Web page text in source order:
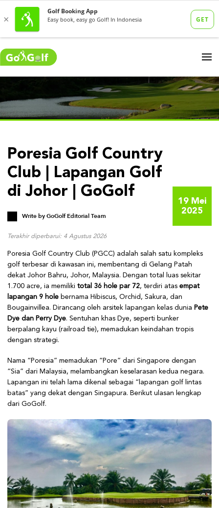
Poresia Golf Country
Club | Lapangan Golf
di Johor | GoGolf
19 Mei
2025
Write byGoGolf Editorial Team
Terakhir diperbarui: 4 Agustus 2026
Poresia Golf Country Club (PGCC) adalah salah satu kompleks
golf terbesar di kawasan ini, membentang di Gelang Patah
dekat Johor Bahru, Johor, Malaysia. Dengan total luas sekitar
1.700 acre, ia memiliki total 36 hole par 72, terdiri atas empat
lapangan 9 hole bernama Hibiscus, Orchid, Sakura, dan
Bougainvillea. Dirancang oleh arsitek lapangan kelas dunia Pete
Dye dan Perry Dye. Sentuhan khas Dye, seperti bunker
berpalang kayu (railroad tie), memadukan keindahan tropis
dengan strategi.
Nama “Poresia” memadukan “Pore” dari Singapore dengan
“Sia” dari Malaysia, melambangkan keselarasan kedua negara.
Lapangan ini telah lama dikenal sebagai “lapangan golf lintas
batas” yang dekat dengan Singapura. Berikut ulasan lengkap
dari GoGolf.